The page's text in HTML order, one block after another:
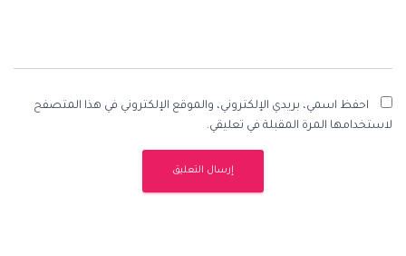
احفظ اسمي، بريدي الإلكتروني، والموقع الإلكتروني في هذا المتصفح
لاستخدامها المرة المقبلة في تعليقي.